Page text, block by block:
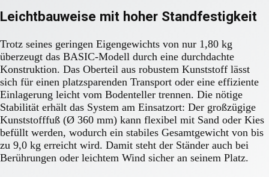
Leichtbauweise mit hoher Standfestigkeit
Trotz seines geringen Eigengewichts von nur 1,80 kg
überzeugt das BASIC-Modell durch eine durchdachte
Konstruktion. Das Oberteil aus robustem Kunststoff lässt
sich für einen platzsparenden Transport oder eine effiziente
Einlagerung leicht vom Bodenteller trennen. Die nötige
Stabilität erhält das System am Einsatzort: Der großzügige
Kunststofffuß (Ø 360 mm) kann flexibel mit Sand oder Kies
befüllt werden, wodurch ein stabiles Gesamtgewicht von bis
zu 9,0 kg erreicht wird. Damit steht der Ständer auch bei
Berührungen oder leichtem Wind sicher an seinem Platz.